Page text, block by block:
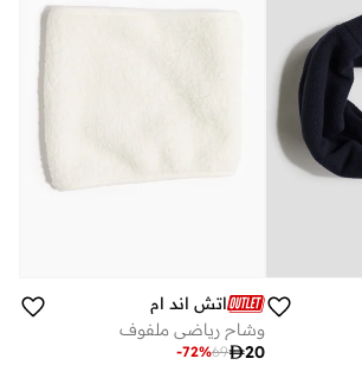
اتش اند ام
وشاح رياضي ملفوف
20
69
-72%